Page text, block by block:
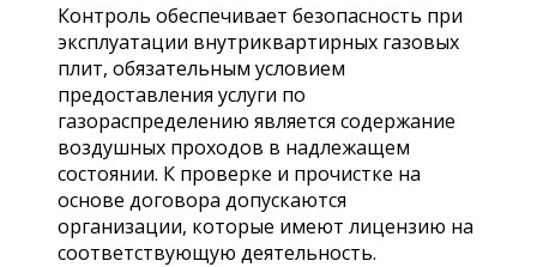
Контроль обеспечивает безопасность при
эксплуатации внутриквартирных газовых
плит, обязательным условием
предоставления услуги по
газораспределению является содержание
воздушных проходов в надлежащем
состоянии. К проверке и прочистке на
основе договора допускаются
организации, которые имеют лицензию на
соответствующую деятельность.